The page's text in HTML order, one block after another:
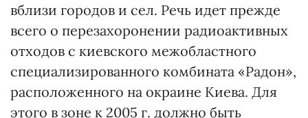
вблизи городов и сел. Речь идет прежде
всего о перезахоронении радиоактивных
отходов с киевского межобластного
специализированного комбината «Радон»,
расположенного на окраине Киева. Для
этого в зоне к 2005 г. должно быть